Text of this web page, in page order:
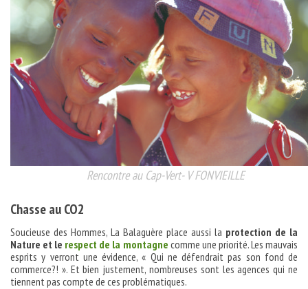
Rencontre au Cap-Vert- V FONVIEILLE
Chasse au CO2
Soucieuse des Hommes, La Balaguère place aussi la protection de la
Nature et le respect de la montagne comme une priorité. Les mauvais
esprits y verront une évidence, « Qui ne défendrait pas son fond de
commerce?! ». Et bien justement, nombreuses sont les agences qui ne
tiennent pas compte de ces problématiques.